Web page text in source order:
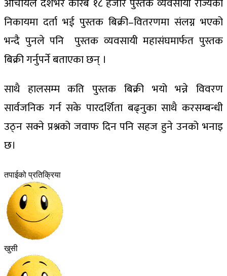
निकायमा दर्ता भई पुस्तक बिक्री–वितरणमा संलग्न भएको
भन्दै पुनले पनि पुस्तक व्यवसायी महासंघमार्फत पुस्तक
बिक्री गर्नुपर्ने बताएका छन् ।
साथै हालसम्म कति पुस्तक बिक्री भयो भन्ने विवरण
सार्वजनिक गर्न सके पारदर्शिता बढ्नुका साथै करसम्बन्धी
उठ्न सक्ने प्रश्नको जवाफ दिन पनि सहज हुने उनको भनाइ
छ।
तपाईको प्रतिक्रिया
खुसी